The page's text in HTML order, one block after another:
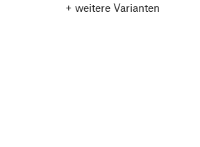
+ weitere Varianten